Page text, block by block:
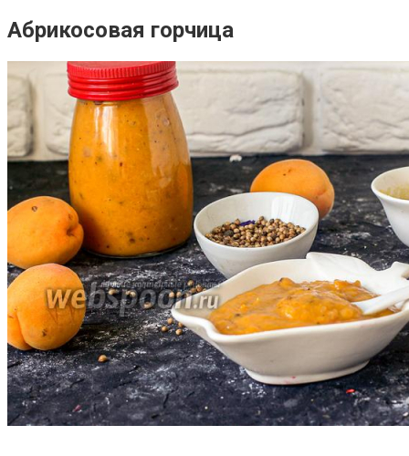
Абрикосовая горчица